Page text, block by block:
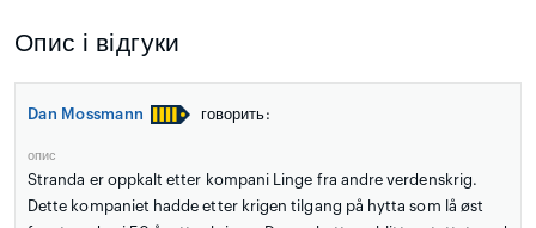
Опис і відгуки
Dan Mossmann говорить:
опис
Stranda er oppkalt etter kompani Linge fra andre verdenskrig.
Dette kompaniet hadde etter krigen tilgang på hytta som lå øst